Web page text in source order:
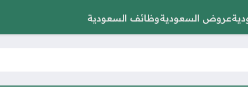
عروض السعوديةوظائف السعودية